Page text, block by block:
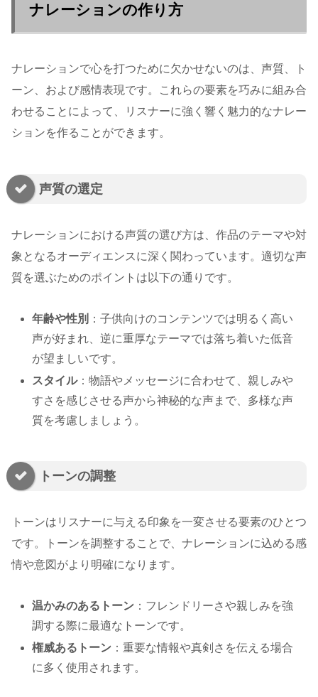
ナレーションの作り方
ナレーションで心を打つために欠かせないのは、声質、ト
ーン、および感情表現です。これらの要素を巧みに組み合
わせることによって、リスナーに強く響く魅力的なナレー
ションを作ることができます。
声質の選定
ナレーションにおける声質の選び方は、作品のテーマや対
象となるオーディエンスに深く関わっています。適切な声
質を選ぶためのポイントは以下の通りです。
年齢や性別 ：子供向けのコンテンツでは明るく高い
声が好まれ、逆に重厚なテーマでは落ち着いた低音
が望ましいです。
スタイル：物語やメッセージに合わせて、親しみや
すさを感じさせる声から神秘的な声まで、多様な声
質を考慮しましょう。
トーンの調整
トーンはリスナーに与える印象を一変させる要素のひとつ
です。トーンを調整することで、ナレーションに込める感
情や意図がより明確になります。
温かみのあるトーン ：フレンドリーさや親しみを強
調する際に最適なトーンです。
権威あるトーン ：重要な情報や真剣さを伝える場合
に多く使用されます。